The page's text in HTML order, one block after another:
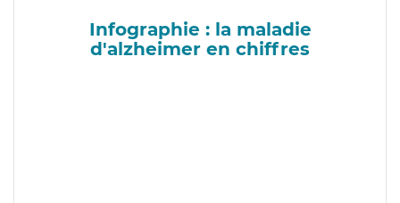
Infographie : la maladie
d'alzheimer en chiffres